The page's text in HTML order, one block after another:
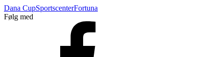
Dana CupSportscenterFortuna
Følg med